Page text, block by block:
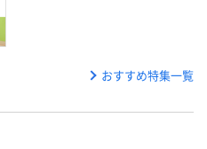
おすすめ特集一覧